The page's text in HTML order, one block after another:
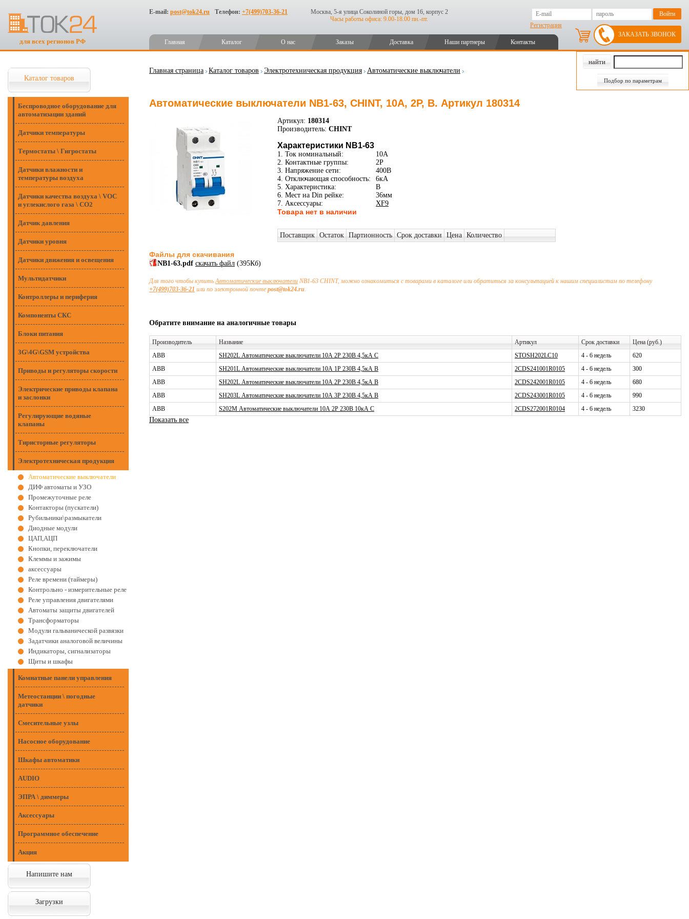
для всех регионов РФ
E-mail: post@tok24.ru Телефон: +7(499)703-36-21
Москва, 5-я улица Соколиной горы, дом 16, корпус 2
Часы работы офиса: 9.00-18.00 пн.-пт.
Регистрация
Главная Каталог О нас Заказы Доставка Наши партнеры Контакты
ЗАКАЗАТЬ ЗВОНОК
Подбор по параметрам
Каталог товаров
Беспроводное оборудование для
автоматизации зданий
Датчики температуры
Термостаты \ Гигростаты
Датчики влажности и
температуры воздуха
Датчики качества воздуха \ VOC
и углекислого газа \ CO2
Датчик давления
Датчики уровня
Датчики движения и освещения
Мультидатчики
Контроллеры и периферия
Компоненты СКС
Блоки питания
3G\4G\GSM устройства
Приводы и регуляторы скорости
Электрические приводы клапана
и заслонки
Регулирующие водяные
клапаны
Тиристорные регуляторы
Электротехническая продукция
Автоматические выключатели
ДИФ автоматы и УЗО
Промежуточные реле
Контакторы (пускатели)
Рубильники\размыкатели
Диодные модули
ЦАП,АЦП
Кнопки, переключатели
Клеммы и зажимы
аксессуары
Реле времени (таймеры)
Контрольно - измерительные реле
Реле управления двигателями
Автоматы защиты двигателей
Трансформаторы
Модули гальванической развязки
Задатчики аналоговой величины
Индикаторы, сигнализаторы
Щиты и шкафы
Комнатные панели управления
Метеостанции \ погодные
датчики
Смесительные узлы
Насосное оборудование
Шкафы автоматики
AUDIO
ЭПРА \ диммеры
Аксессуары
Программное обеспечение
Акция
Напишите нам
Загрузки
Главная страница Каталог товаров Электротехническая продукция Автоматические выключатели
Автоматические выключатели NB1-63, CHINT, 10А, 2P, B. Артикул 180314
Артикул: 180314
Производитель: CHINT
Характеристики NB1-63
1. Ток номинальный:
10А
2. Контактные группы:
2P
3. Напряжение сети:
400В
4. Отключающая способность:
6кА
5. Характеристика:
B
6. Мест на Din рейке:
36мм
7. Аксессуары:
XF9
Товара нет в наличии
Поставщик Остаток Партионность Срок доставки Цена Количество
Файлы для скачивания
NB1-63.pdf скачать файл(395Кб)
Для того чтобы купитьАвтоматические выключателиNB1-63 CHINT, можно ознакомиться с товарами в каталоге или обратиться за консультацией к нашим специалистам по телефону
+7(499)703-36-21 или по электронной почте post@tok24.ru.
Обратите внимание на аналогичные товары
Производитель Название Артикул Срок доставки
Цена (руб.)
ABB
SH202L Автоматические выключатели 10А 2P 230В 4,5кА C STOSH202LC10 4 - 6 недель
620
ABB
SH201L Автоматические выключатели 10А 1P 230В 4,5кА B 2CDS241001R0105 4 - 6 недель
300
ABB
SH202L Автоматические выключатели 10А 2P 230В 4,5кА B 2CDS242001R0105 4 - 6 недель
680
ABB
SH203L Автоматические выключатели 10А 3P 230В 4,5кА B 2CDS243001R0105 4 - 6 недель
990
ABB
S202M Автоматические выключатели 10А 2P 230В 10кА C 2CDS272001R0104 4 - 6 недель 3230
Показать все